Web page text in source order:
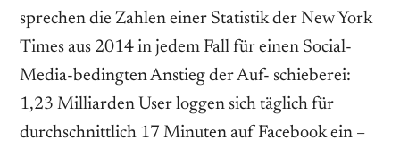
sprechen die Zahlen einer Statistik der New York
Times aus 2014 in jedem Fall für einen Social-
Media-bedingten Anstieg der Auf- schieberei:
1,23 Milliarden User loggen sich täglich für
durchschnittlich 17 Minuten auf Facebook ein –